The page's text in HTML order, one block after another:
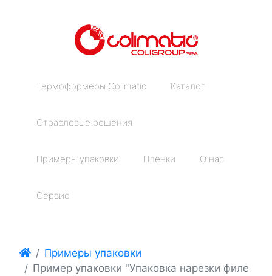
Термоформеры Colimatic Каталог
Отраслевые решения
Примеры упаковки Плёнки О нас
Сервис
Примеры упаковки
Пример упаковки "Упаковка нарезки филе